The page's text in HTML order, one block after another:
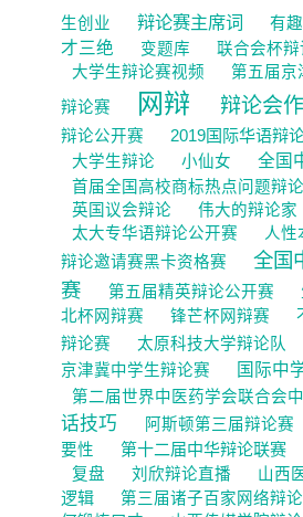
生创业 辩论赛主席词 有
才三绝
变题库 联合会杯辩
大学生辩论赛视频 第五届京
辩论赛
网辩 辩论会
辩论公开赛
2019国际华语辩
大学生辩论 小仙女 全国
首届全国高校商标热点问题辩
英国议会辩论 伟大的辩论家
太大专华语辩论公开赛
人性
辩论邀请赛黑卡资格赛
全国
赛
第五届精英辩论公开赛
北杯网辩赛
锋芒杯网辩赛
辩论赛
太原科技大学辩论队
京津冀中学生辩论赛
国际中
第二届世界中医药学会联合会
话技巧
阿斯顿第三届辩论赛
要性
第十二届中华辩论联赛
复盘 刘欣辩论直播 山西
逻辑
第三届诸子百家网络辩